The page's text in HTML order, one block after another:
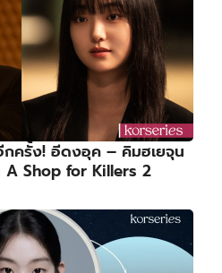
กครั้ง! อีดงอุค – คิมฮเยจุน
A Shop for Killers 2